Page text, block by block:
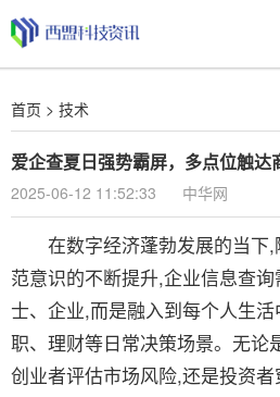
首页 > 技术
爱企查夏日强势霸屏，多点位触达
2025-06-12 11:52:33 中华网
在数字经济蓬勃发展的当下,
范意识的不断提升,企业信息查
士、企业,而是融入到每个人生
职、理财等日常决策场景。无论
创业者评估市场风险,还是投资